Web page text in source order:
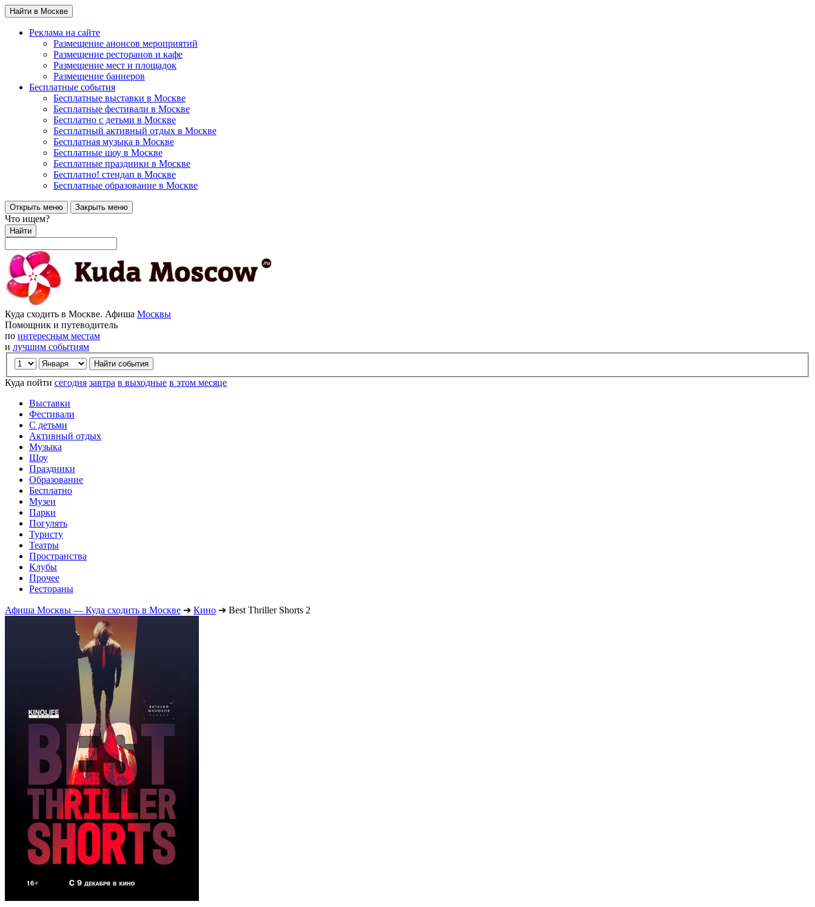
Найти в Москве
Реклама на сайте
Размещение анонсов мероприятий
Размещение ресторанов и кафе
Размещение мест и площадок
Размещение баннеров
Бесплатные события
Бесплатные выставки в Москве
Бесплатные фестивали в Москве
Бесплатно с детьми в Москве
Бесплатный активный отдых в Москве
Бесплатная музыка в Москве
Бесплатные шоу в Москве
Бесплатные праздники в Москве
Бесплатно! стендап в Москве
Бесплатные образование в Москве
Открыть меню Закрыть меню
Что ищем?
Найти
Куда сходить в Москве. Афиша Москвы
Помощник и путеводитель
по интересным местам
и лучшим событиям
Куда пойти сегодня завтра в выходные в этом месяце
Выставки
Фестивали
С детьми
Активный отдых
Музыка
Шоу
Праздники
Образование
Бесплатно
Музеи
Парки
Погулять
Туристу
Театры
Пространства
Клубы
Прочее
Рестораны
Афиша Москвы — Куда сходить в Москве ➔ Кино ➔ Best Thriller Shorts 2